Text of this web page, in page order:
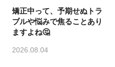
矯正中って、予期せぬトラ
ブルや悩みで焦ることあり
ますよね🤔
2026.08.04